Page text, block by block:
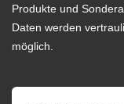
Produkte und
Daten werden
möglich.